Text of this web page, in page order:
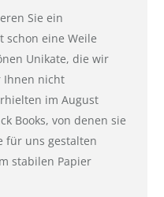
Sie ein
schon eine Weile
Unikate, die wir
Ihnen nicht
im August
Books, von denen sie
für uns gestalten
stabilen Papier